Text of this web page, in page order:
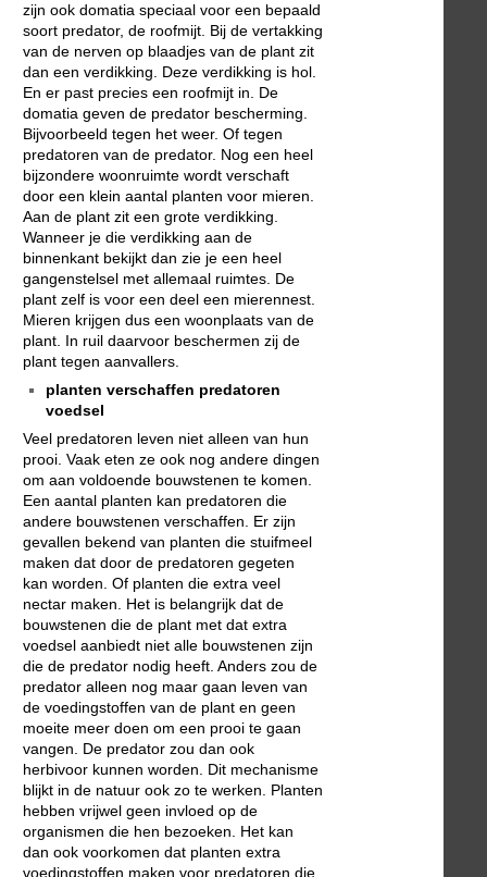
zijn ook domatia speciaal voor een bepaald
soort predator, de roofmijt. Bij de vertakking
van de nerven op blaadjes van de plant zit
dan een verdikking. Deze verdikking is hol.
En er past precies een roofmijt in. De
domatia geven de predator bescherming.
Bijvoorbeeld tegen het weer. Of tegen
predatoren van de predator. Nog een heel
bijzondere woonruimte wordt verschaft
door een klein aantal planten voor mieren.
Aan de plant zit een grote verdikking.
Wanneer je die verdikking aan de
binnenkant bekijkt dan zie je een heel
gangenstelsel met allemaal ruimtes. De
plant zelf is voor een deel een mierennest.
Mieren krijgen dus een woonplaats van de
plant. In ruil daarvoor beschermen zij de
plant tegen aanvallers.
planten verschaffen predatoren
voedsel
Veel predatoren leven niet alleen van hun
prooi. Vaak eten ze ook nog andere dingen
om aan voldoende bouwstenen te komen.
Een aantal planten kan predatoren die
andere bouwstenen verschaffen. Er zijn
gevallen bekend van planten die stuifmeel
maken dat door de predatoren gegeten
kan worden. Of planten die extra veel
nectar maken. Het is belangrijk dat de
bouwstenen die de plant met dat extra
voedsel aanbiedt niet alle bouwstenen zijn
die de predator nodig heeft. Anders zou de
predator alleen nog maar gaan leven van
de voedingstoffen van de plant en geen
moeite meer doen om een prooi te gaan
vangen. De predator zou dan ook
herbivoor kunnen worden. Dit mechanisme
blijkt in de natuur ook zo te werken. Planten
hebben vrijwel geen invloed op de
organismen die hen bezoeken. Het kan
dan ook voorkomen dat planten extra
voedingstoffen maken voor predatoren die